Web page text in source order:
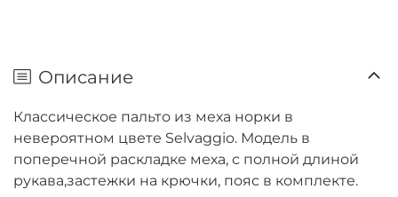
Описание
Классическое пальто из меха норки в
невероятном цвете Selvaggio. Модель в
поперечной раскладке меха, с полной длиной
рукава,застежки на крючки, пояс в комплекте.